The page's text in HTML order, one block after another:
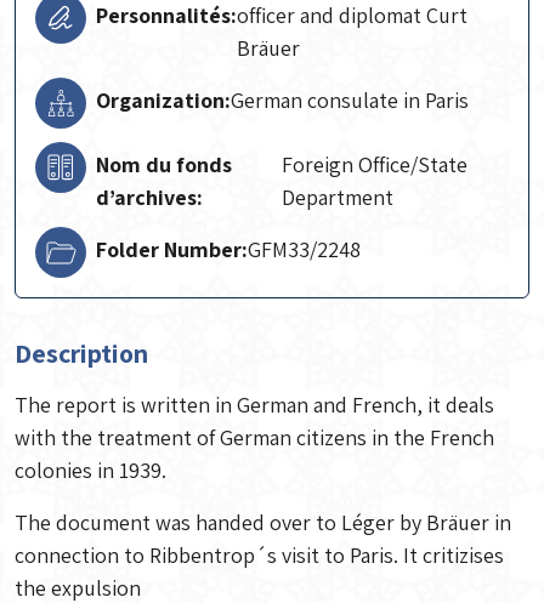
Personnalités:officer and diplomat Curt
Bräuer
Organization:German consulate in Paris
Nom du fonds
d’archives:
Foreign Office/State
Department
Folder Number:GFM33/2248
Description
The report is written in German and French, it deals
with the treatment of German citizens in the French
colonies in 1939.
The document was handed over to Léger by Bräuer in
connection to Ribbentrop´s visit to Paris. It critizises
the expulsion